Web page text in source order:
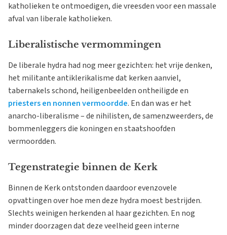
katholieken te ontmoedigen, die vreesden voor een massale
afval van liberale katholieken.
Liberalistische vermommingen
De liberale hydra had nog meer gezichten: het vrije denken,
het militante antiklerikalisme dat kerken aanviel,
tabernakels schond, heiligenbeelden ontheiligde en
priesters en nonnen vermoordde. En dan was er het
anarcho-liberalisme – de nihilisten, de samenzweerders, de
bommenleggers die koningen en staatshoofden
vermoordden.
Tegenstrategie binnen de Kerk
Binnen de Kerk ontstonden daardoor evenzovele
opvattingen over hoe men deze hydra moest bestrijden.
Slechts weinigen herkenden al haar gezichten. En nog
minder doorzagen dat deze veelheid geen interne